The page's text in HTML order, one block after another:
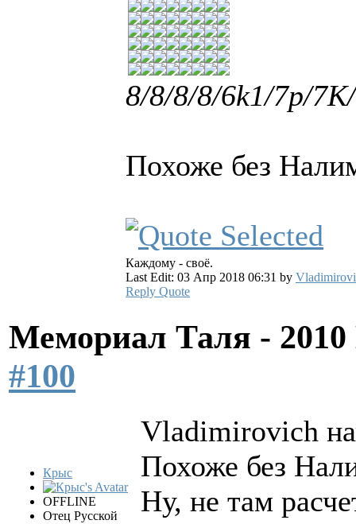
8/8/8/8/6k1/7p/
Похоже без
Каждому - своё.
Last Edit: 03 Апр 2018 06:31 by
Reply Quote
Мемориал Таля -
#100
Крыс
OFFLINE
Отец Русской
Vladimirovich
Похоже без
Ну, не там